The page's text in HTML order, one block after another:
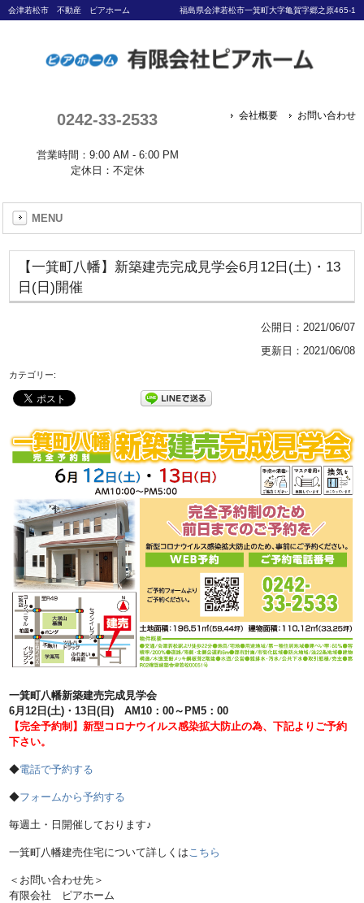
会津若松市 不動産 ピアホーム 福島県会津若松市一箕町大字亀賀字郷之原465-1
0242-33-2533
営業時間：9:00 AM - 6:00 PM
定休日：不定休
会社概要 お問い合わせ
MENU
【一箕町八幡】新築建売完成見学会6月12日(土)・13
日(日)開催
公開日： 2021/06/07
更新日：2021/06/08
カテゴリー:
一箕町八幡新築建売完成見学会
6月12日(土)・13日(日)AM10：00～PM5：00
【完全予約制】新型コロナウイルス感染拡大防止の為、下記よりご予約
下さい。
◆電話で予約する
◆フォームから予約する
毎週土・日開催しております♪
一箕町八幡建売住宅について詳しくは こちら
＜お問い合わせ先＞
有限会社 ピアホーム